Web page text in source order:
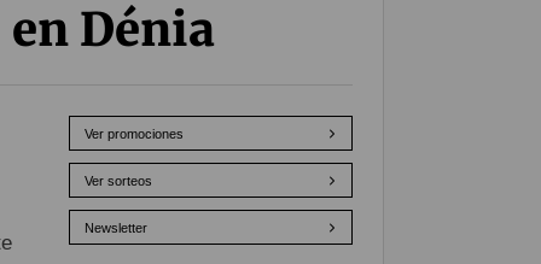
Dénia
Ver promociones
Ver sorteos
Newsletter